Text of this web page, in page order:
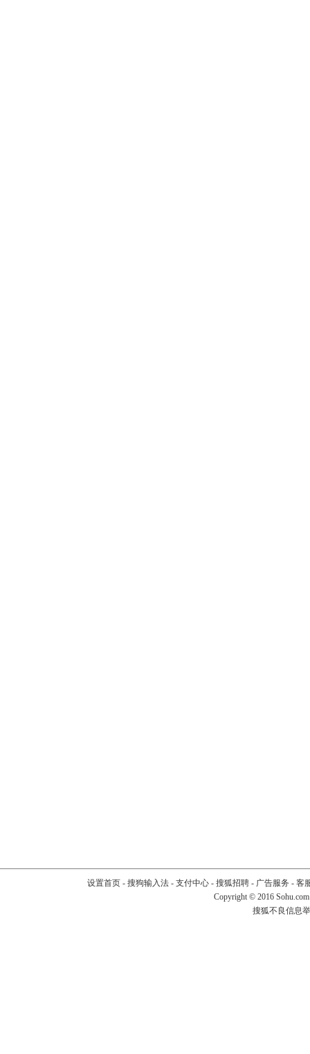
设置首页- 搜狗输入法- 支付中心- 搜狐招聘- 广告服务 - 客
Copyright © 2016
搜狐不良信息